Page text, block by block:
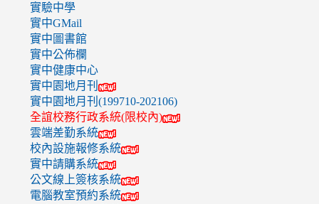
實驗中學
實中GMail
實中圖書館
實中公佈欄
實中健康中心
實中園地月刊
實中園地月刊(199710-202106)
全誼校務行政系統(限校內)
雲端差勤系統
校內設施報修系統
實中請購系統
公文線上簽核系統
電腦教室預約系統